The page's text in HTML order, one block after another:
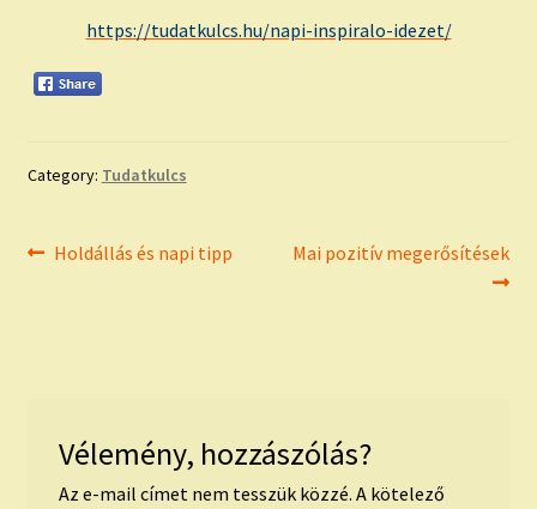
https://tudatkulcs.hu/napi-inspiralo-idezet/
Category: Tudatkulcs
Bejegyzés
Previous
Holdállás és napi tipp
Next
Mai pozitív megerősítések
Vélemény, hozzászólás?
Az e-mail címet nem tesszük közzé. A kötelező